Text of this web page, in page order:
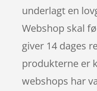
underlagt en
Webshop skal
giver 14 dages
produkterne er
webshops har